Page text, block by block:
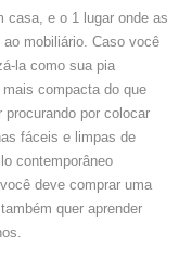
casa, e o 1 lugar onde as
mobiliário. Caso você
la como sua pia
compacta do que
por colocar
fáceis e limpas de
contemporâneo
deve comprar uma
quer aprender